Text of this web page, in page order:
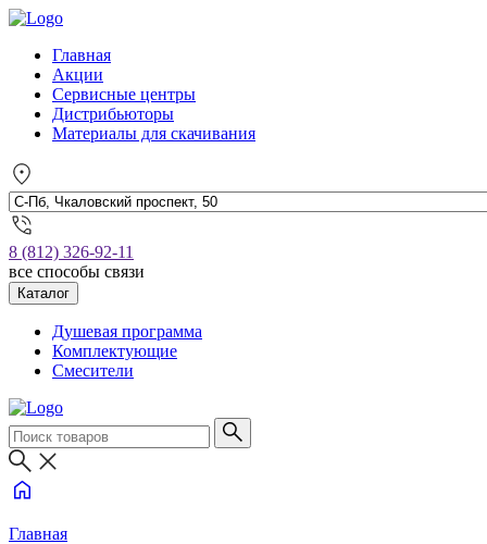
Главная
Акции
Сервисные центры
Дистрибьюторы
Материалы для скачивания
8 (812) 326-92-11
все способы связи
Каталог
Душевая программа
Комплектующие
Смесители
Главная